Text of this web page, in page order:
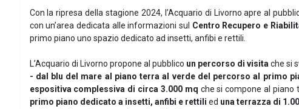
Con la ripresa della stagione 2024, l’Acquario di Livorno apre al
con un’area dedicata alle informazioni sul Centro Recupero e
primo piano uno spazio dedicato ad insetti, anfibi e rettili.
L’Acquario di Livorno propone al pubblico un percorso di visita che si
- dal blu del mare al piano terra al verde del percorso al primo
espositiva complessiva di circa 3.000 mq che si compone al piano
primo piano dedicato a insetti, anfibi e rettili ed una terrazza di